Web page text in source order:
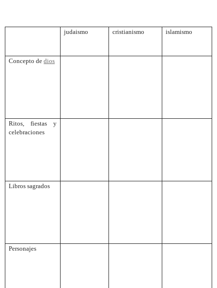
judaismo cristianismo islamismo
Concepto dedios
Ritos, fiestas y
celebraciones
Libros sagrados
Personajes